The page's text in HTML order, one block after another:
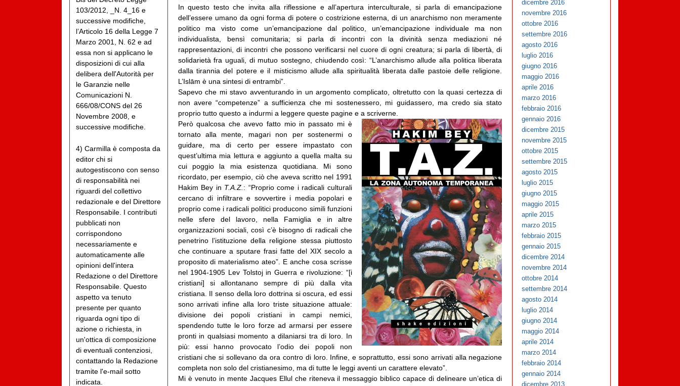
In questo testo che invita alla riflessione e all’apertura interculturale, si parla di emancipazione
dell’essere umano da ogni forma di potere o costrizione esterna, di un anarchismo non meramente
politico ma visto come un’emancipazione dal politico, un’emancipazione individuale ma non
individualista, bensì comunitaria; si parla di incontri con la divinità senza mediazioni né
rappresentazioni, di incontri che possono verificarsi nel cuore di ogni creatura; si parla di libertà, di
solidarietà fra uguali, di mutuo sostegno, chiudendo così: “L’anarchismo allude alla politica liberata
dalla tirannia del potere e il misticismo allude alla spiritualità liberata dalle pastoie delle religione.
L’Islām è una sintesi di entrambi”.
Sapevo che mi stavo avventurando in un argomento complicato, oltretutto con la quasi certezza di
non avere “competenze” a sufficienza che mi sostenessero, mi guidassero, ma credo sia stato
proprio tutto questo a indurmi a leggere queste pagine e a scriverne.
Però qualcosa che avevo fatto mio in passato mi è
tornato alla mente, magari non per sostenermi o
guidare, ma di certo per essere impastato con
quest’ultima mia lettura e aggiunto a quella malta su
cui poggio la mia esistenza quotidiana. Mi sono
ricordato, per esempio, ciò che aveva scritto nel 1991
Hakim Bey in T.A.Z. : “Proprio come i radicali culturali
cercano di infiltrare e sovvertire i media popolari e
proprio come i radicali politici producono simili funzioni
nelle sfere del lavoro, nella Famiglia e in altre
organizzazioni sociali, così c’è bisogno di radicali che
penetrino l’istituzione della religione stessa piuttosto
che continuare a sputare frasi fatte del XIX secolo a
proposito di materialismo ateo”. E anche cosa scrisse
nel 1904-1905 Lev Tolstoj in Guerra e rivoluzione: “[i
cristiani] si allontanano sempre di più dalla vita
cristiana. Il senso della loro dottrina si oscura, ed essi
sono arrivati infine alla loro triste situazione attuale:
divisione dei popoli cristiani in campi nemici,
spendendo tutte le loro forze ad armarsi per essere
pronti in qualsiasi momento a dilaniarsi tra di loro. In
più: essi hanno provocato l’odio dei popoli non
cristiani che si sollevano da ora contro di loro. Infine, e soprattutto, essi sono arrivati alla negazione
completa non solo del cristianesimo, ma di tutte le leggi aventi un carattere elevato”.
Mi è venuto in mente Jacques Ellul che riteneva il messaggio biblico capace di delineare un’etica di
103/2012, _N. 4_16 e
successive modifiche,
l’Articolo 16 della Legge 7
Marzo 2001, N. 62 e ad
essa non si applicano le
disposizioni di cui alla
delibera dell'Autorità per
le Garanzie nelle
Comunicazioni N.
666/08/CONS del 26
Novembre 2008, e
successive modifiche.
4) Carmilla è composta da
editor chi si
autogestiscono con senso
di responsabilità nei
riguardi del collettivo
redazionale e del Direttore
Responsabile. I contributi
pubblicati non
corrispondono
necessariamente e
automaticamente alle
opinioni dell'intera
Redazione o del Direttore
Responsabile. Questo
aspetto va tenuto
presente per quanto
riguarda ogni tipo di
azione o richiesta, in
un'ottica di composizione
di eventuali contenziosi,
contattando la Redazione
tramite l'e-mail sotto
indicata.
dicembre 2016
novembre 2016
ottobre 2016
settembre 2016
agosto 2016
luglio 2016
giugno 2016
maggio 2016
aprile 2016
marzo 2016
febbraio 2016
gennaio 2016
dicembre 2015
novembre 2015
ottobre 2015
settembre 2015
agosto 2015
luglio 2015
giugno 2015
maggio 2015
aprile 2015
marzo 2015
febbraio 2015
gennaio 2015
dicembre 2014
novembre 2014
ottobre 2014
settembre 2014
agosto 2014
luglio 2014
giugno 2014
maggio 2014
aprile 2014
marzo 2014
febbraio 2014
gennaio 2014
dicembre 2013